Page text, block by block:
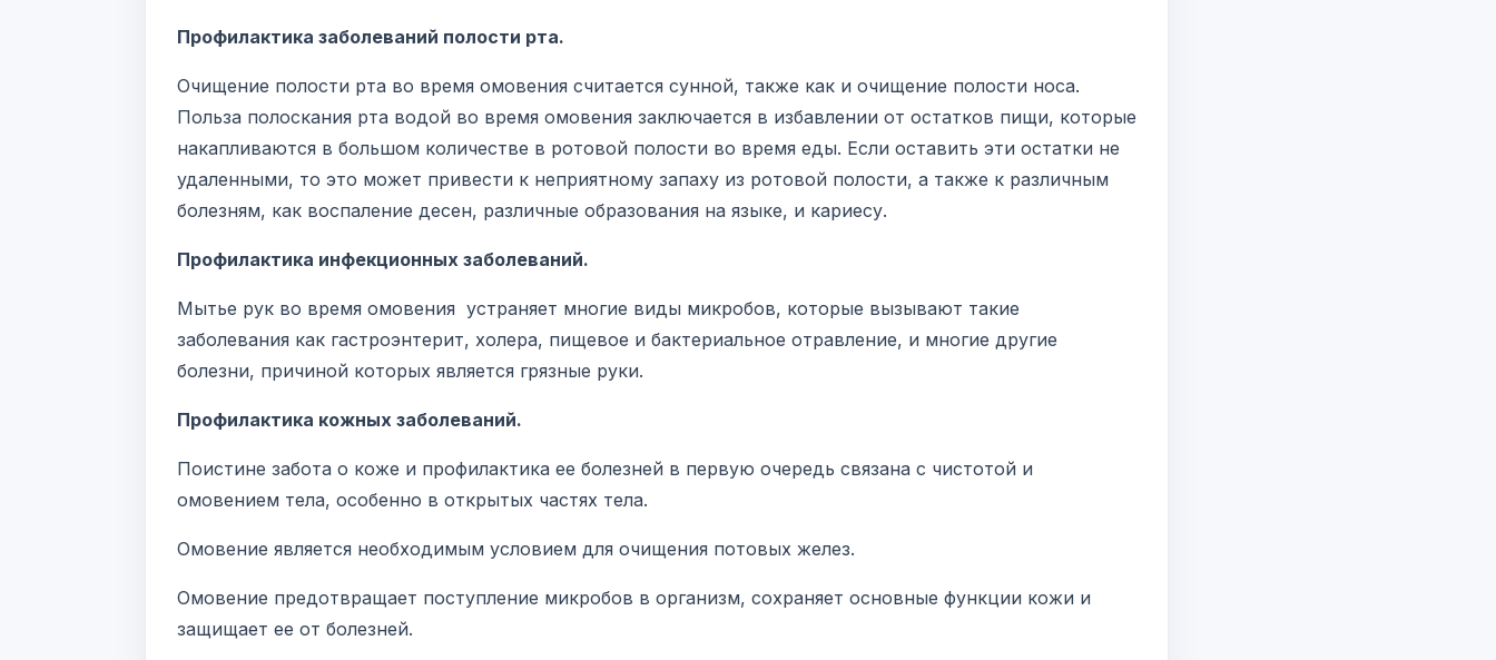
Профилактика заболеваний полости рта.
Очищение полости рта во время омовения считается сунной, также как и очищение полости носа.
Польза полоскания рта водой во время омовения заключается в избавлении от остатков пищи, которые
накапливаются в большом количестве в ротовой полости во время еды. Если оставить эти остатки не
удаленными, то это может привести к неприятному запаху из ротовой полости, а также к различным
болезням, как воспаление десен, различные образования на языке, и кариесу.
Профилактика инфекционных заболеваний.
Мытье рук во время омовения устраняет многие виды микробов, которые вызывают такие
заболевания как гастроэнтерит, холера, пищевое и бактериальное отравление, и многие другие
болезни, причиной которых является грязные руки.
Профилактика кожных заболеваний.
Поистине забота о коже и профилактика ее болезней в первую очередь связана с чистотой и
омовением тела, особенно в открытых частях тела.
Омовение является необходимым условием для очищения потовых желез.
Омовение предотвращает поступление микробов в организм, сохраняет основные функции кожи и
защищает ее от болезней.